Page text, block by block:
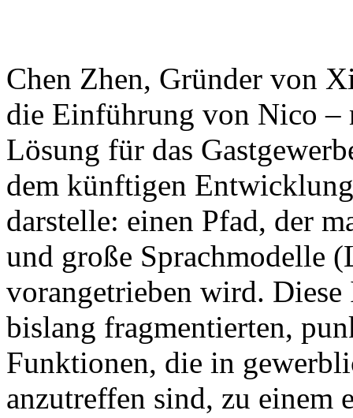
Chen Zhen, Gründer von
die Einführung von Nico –
Lösung für das
dem künftigen
darstelle: einen Pfad, der
und große Sprachmodelle
vorangetrieben wird.
bislang fragmentierten,
Funktionen, die in
anzutreffen sind, zu einem